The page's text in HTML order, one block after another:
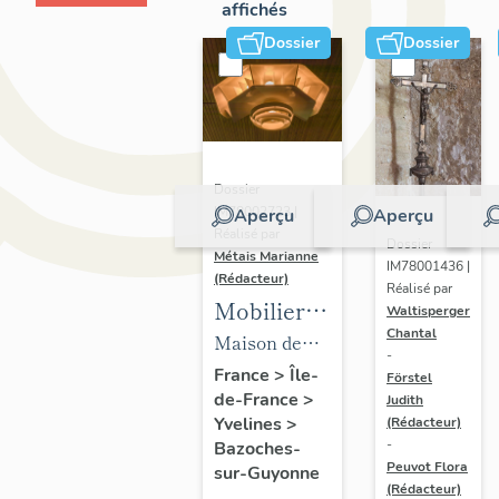
affichés
Dossier
Aperçu
Dossier
IM78002723 |
Métais Marianne
(Rédacteur)
Mobilier
de la
maison
Louis
Carré
Maison de
villégiature
dite maison
Louis Carré
France > Île-
de-France >
Yvelines>
Bazoches-
sur-Guyonne
Dossier
Aperçu
Dossier
IM78001436 |
Réalisé par
Waltisperger
Chantal
-
Förstel
Judith
(Rédacteur)
-
Peuvot Flora
(Rédacteur)